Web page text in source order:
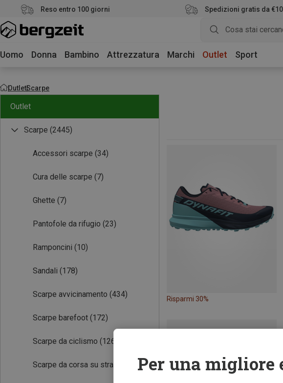
Reso entro 100 giorni Spedizioni gratis da
Uomo Donna Bambino Attrezzatura Marchi Outlet Sport
OutletScarpe
Outlet
Scarpe (2445)
Accessori scarpe (34)
Cura delle scarpe (7)
Ghette (7)
Pantofole da rifugio (23)
Ramponcini (10)
Sandali (178)
Scarpe avvicinamento (434)
Scarpe barefoot (172)
Scarpe da ciclismo (126)
Scarpe da corsa su strada
Risparmi 30%
Per una migliore